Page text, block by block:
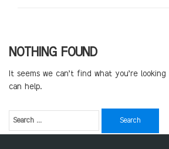
NOTHING FOUND
It seems we can’t find what you’re
can help.